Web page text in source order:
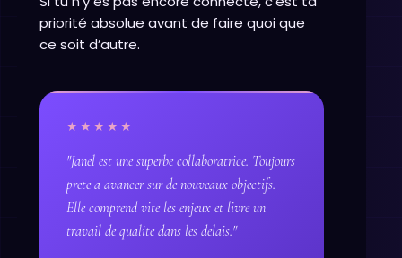
priorité absolue avant de faire quoi que
ce soit d’autre.
★★★★★
"Janel est une superbe collaboratrice. Toujours
prete a avancer sur de nouveaux objectifs.
Elle comprend vite les enjeux et livre un
travail de qualite dans les delais."